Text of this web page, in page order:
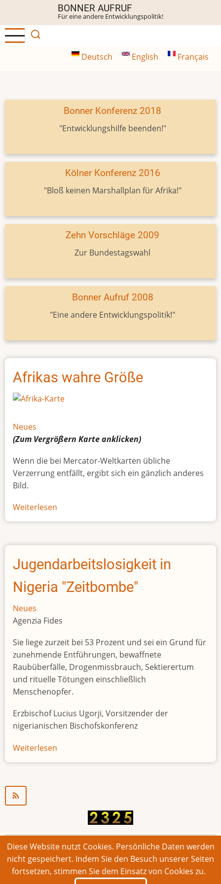
Inhalt
BONNER AUFRUF
Für eine andere Entwicklungspolitik!
Deutsch English Français
Bonner Konferenz 2018
"Entwicklungshilfe beenden!"
Kölner Konferenz 2016
"Bloß keinen Marshallplan für Afrika!"
Zehn Vorschläge 2009
Zur Bundestagswahl
Bonner Aufruf 2008
"Eine andere Entwicklungspolitik!"
Afrikas wahre Größe
Neues
(Zum Vergrößern Karteanklicken)
Wenn die bei Mercator-Weltkarten übliche
Verzerrung entfällt, ergibt sich ein gänzlich anderes
Bild.
Weiterlesen
Afrikas
Größe
Jugendarbeitslosigkeit in
Nigeria "Zeitbombe"
Neues
Agenzia Fides
Sie liege zurzeit bei 53 Prozent und sei ein Grund für
zunehmende Entführungen, bewaffnete
Raubüberfälle, Drogenmissbrauch, Sektierertum
und rituelle Tötungen einschließlich
Menschenopfer.
Erzbischof Lucius Ugorji, Vorsitzender der
nigerianischen Bischofskonferenz
Weiterlesen
Jugendarbeitslosigkeit
© 2026 Bonner Aufruf. Alle Rechte vorbehalten.
Footer
Impressum Kontakt Intern
Diese Website nutzt Cookies. Persönliche Daten werden
nicht gespeichert. Indem Sie den Besuch unserer Seiten
fortsetzen, stimmen Sie dem Einsatz von Cookies zu.